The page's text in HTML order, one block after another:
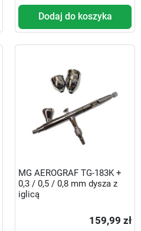
Dodaj do koszyka
MG AEROGRAF TG-183K +
0,3 / 0,5 / 0,8 mm dysza z
iglicą
159,99 zł